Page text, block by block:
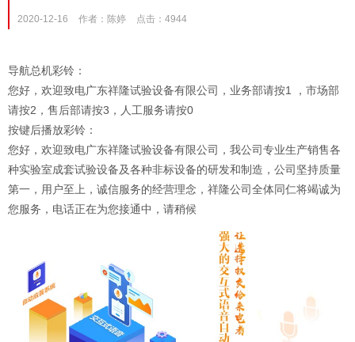
2020-12-16 作者：陈婷 点击：4944
导航总机彩铃：
您好，欢迎致电广东祥隆试验设备有限公司，业务部请按1 ，市场部
请按2，售后部请按3，人工服务请按0
按键后播放彩铃：
您好，欢迎致电广东祥隆试验设备有限公司，我公司专业生产销售各
种实验室成套试验设备及各种非标设备的研发和制造，公司坚持质量
第一，用户至上，诚信服务的经营理念，祥隆公司全体同仁将竭诚为
您服务，电话正在为您接通中，请稍候